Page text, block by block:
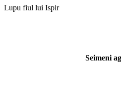
Lupu fiul lui Ispir
Seimeni